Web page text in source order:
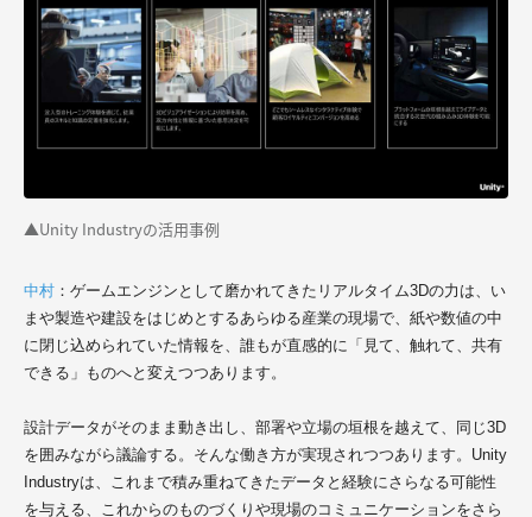
▲Unity Industryの活用事例
中村 ：ゲームエンジンとして磨かれてきたリアルタイム3Dの力は、い
まや製造や建設をはじめとするあらゆる産業の現場で、紙や数値の中
に閉じ込められていた情報を、誰もが直感的に「見て、触れて、共有
できる」ものへと変えつつあります。
設計データがそのまま動き出し、部署や立場の垣根を越えて、同じ3D
を囲みながら議論する。そんな働き方が実現されつつあります。Unity
Industryは、これまで積み重ねてきたデータと経験にさらなる可能性
を与える、これからのものづくりや現場のコミュニケーションをさら